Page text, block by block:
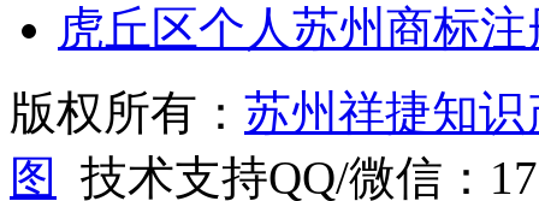
虎丘区个人苏州商标
版权所有： 苏州祥捷知
图
技术支持QQ/微信：